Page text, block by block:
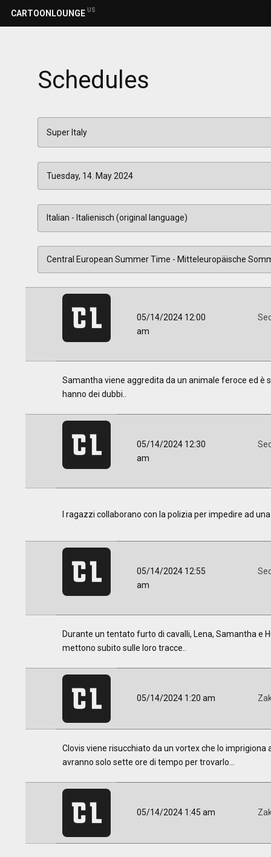
CARTOONLOUNGE US
Schedules
05/14/2024 12:00
am
Samantha viene aggredita da un animale feroce ed è
hanno dei dubbi..
05/14/2024 12:30
am
I ragazzi collaborano con la polizia per impedire ad
05/14/2024 12:55
am
Durante un tentato furto di cavalli, Lena, Samantha e
mettono subito sulle loro tracce..
05/14/2024 1:20 am
Clovis viene risucchiato da un vortex che lo imprigiona
avranno solo sette ore di tempo per trovarlo...
05/14/2024 1:45 am